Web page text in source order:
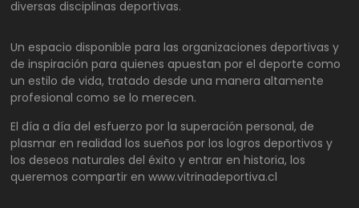
diversas disciplinas deportivas.
Un espacio disponible para las organizaciones deportivas y
de inspiración para quienes apuestan por el deporte como
un estilo de vida, tratado desde una manera altamente
profesional como se lo merecen.
El día a día del esfuerzo por la superación personal, de
plasmar en realidad los sueños por los logros deportivos y
los deseos naturales del éxito y entrar en historia, los
queremos compartir en www.vitrinadeportiva.cl